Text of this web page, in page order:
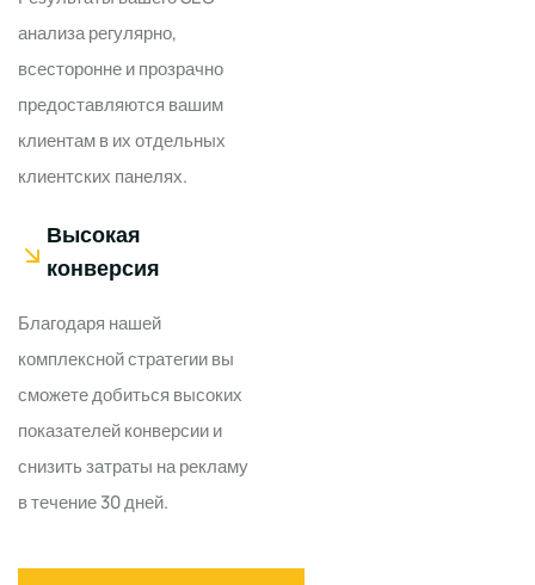
анализа регулярно,
всесторонне и прозрачно
предоставляются вашим
клиентам в их отдельных
клиентских панелях.
Высокая
конверсия
Благодаря нашей
комплексной стратегии вы
сможете добиться высоких
показателей конверсии и
снизить затраты на рекламу
в течение 30 дней.